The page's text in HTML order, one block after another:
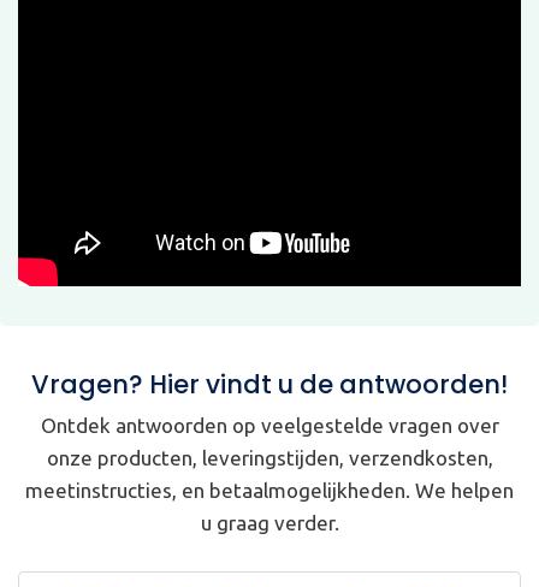
Vragen? Hier vindt u de antwoorden!
Ontdek antwoorden op veelgestelde vragen over
onze producten, leveringstijden, verzendkosten,
meetinstructies, en betaalmogelijkheden. We helpen
u graag verder.